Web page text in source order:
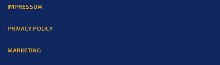
IMPRESSUM
PRIVACY POLICY
MARKETING